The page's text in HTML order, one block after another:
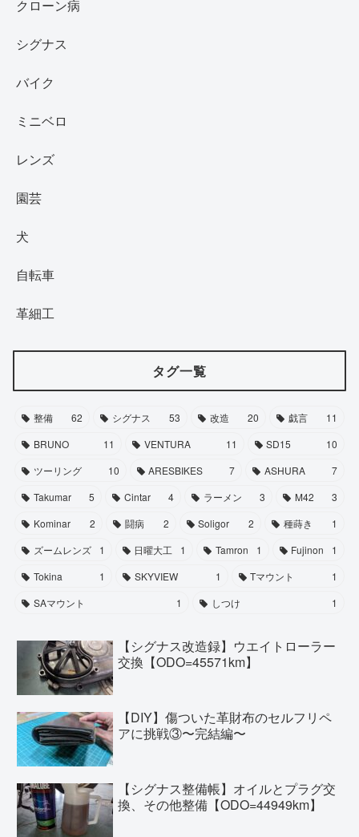
クローン病
シグナス
バイク
ミニベロ
レンズ
園芸
犬
自転車
革細工
タグ一覧
整備 62 シグナス 53 改造 20 戯言
11
BRUNO
11 VENTURA 11 SD15
10
ツーリング
10 ARESBIKES 7 ASHURA
7
Takumar
5 Cintar 4 ラーメン 3 M42
3
Kominar
2 闘病 2 Soligor 2 種蒔き
1
ズームレンズ
1 日曜大工 1 Tamron 1 Fujinon
1
Tokina
1 SKYVIEW 1 Tマウント
1
SAマウント
1 しつけ 1
【シグナス改造録】ウエイトローラー
交換【ODO=45571km】
【DIY】傷ついた革財布のセルフリペ
アに挑戦③〜完結編〜
【シグナス整備帳】オイルとプラグ交
換、その他整備【ODO=44949km】